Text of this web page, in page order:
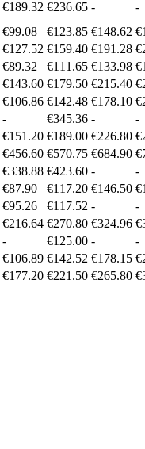
€189.32 €236.65 -
-
€99.08 €123.85 €148.62
€127.52 €159.40 €191.28
€89.32 €111.65 €133.98
€143.60 €179.50 €215.40
€106.86 €142.48 €178.10
- €345.36 -
-
€151.20 €189.00 €226.80
€456.60 €570.75 €684.90
€338.88 €423.60 -
-
€87.90 €117.20 €146.50
€95.26 €117.52 -
-
€216.64 €270.80 €324.96
- €125.00 -
-
€106.89 €142.52 €178.15
€177.20 €221.50 €265.80